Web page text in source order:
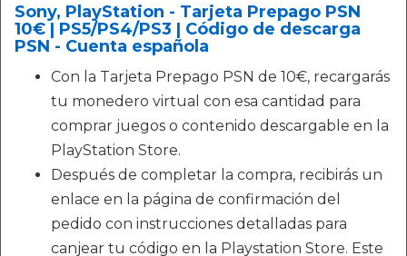
Sony, PlayStation - Tarjeta Prepago PSN
10€ | PS5/PS4/PS3 | Código de descarga
PSN - Cuenta española
Con la Tarjeta Prepago PSN de 10€, recargarás
tu monedero virtual con esa cantidad para
comprar juegos o contenido descargable en la
PlayStation Store.
Después de completar la compra, recibirás un
enlace en la página de confirmación del
pedido con instrucciones detalladas para
canjear tu código en la Playstation Store. Este